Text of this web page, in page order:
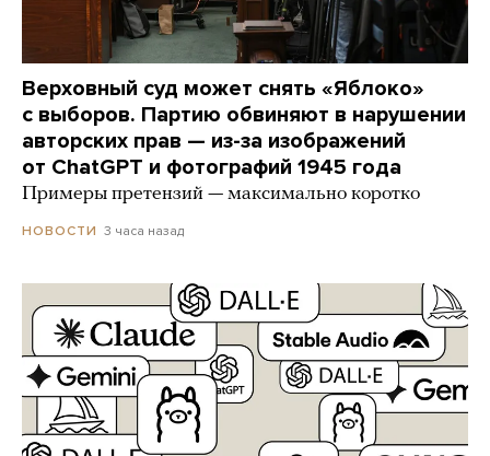
Верховный суд может снять «Яблоко»
с выборов. Партию обвиняют в нарушении
авторских прав — из-за изображений
от ChatGPT и фотографий 1945 года
Примеры претензий — максимально коротко
НОВОСТИ 3 часа назад